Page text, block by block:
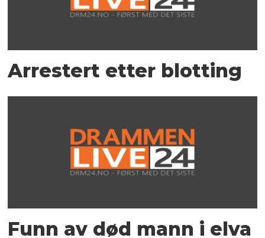
Arrestert etter blotting
Funn av død mann i elva